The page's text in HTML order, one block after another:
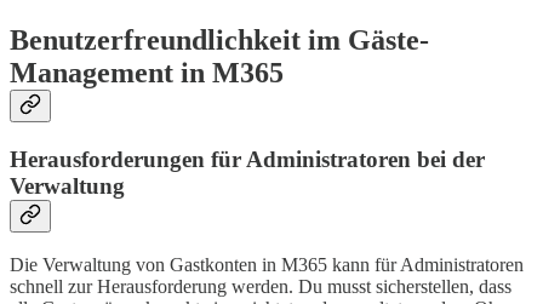
Benutzerfreundlichkeit im Gäste-
Management in M365
Herausforderungen für Administratoren bei der
Verwaltung
Die Verwaltung von Gastkonten in M365 kann für Administratoren
schnell zur Herausforderung werden. Du musst sicherstellen, dass